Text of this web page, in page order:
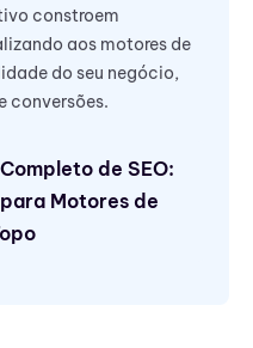
constroem
aos motores de
do seu negócio,
conversões.
de SEO:
Motores de